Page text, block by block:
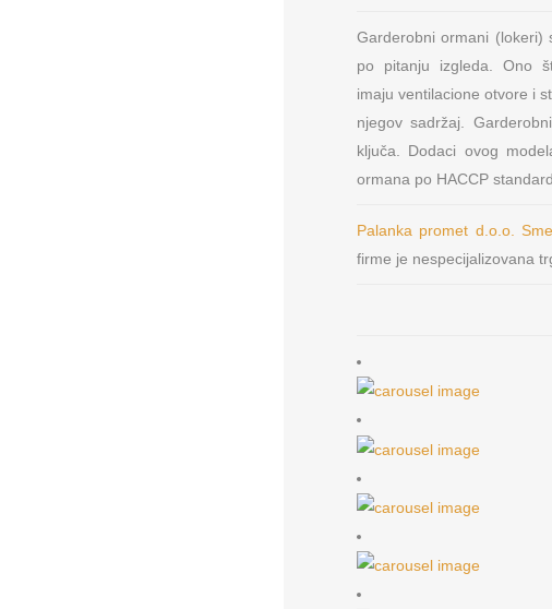
Garderobni ormani (lokeri)
po pitanju izgleda. Ono
imaju ventilacione otvore i
njegov sadržaj.
ključa. Dodaci ovog
ormana po HACCP
Palanka promet d.o.o.
firme je nespecijalizovana